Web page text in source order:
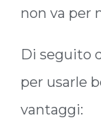
non va per
Di seguito
per usarle
vantaggi: